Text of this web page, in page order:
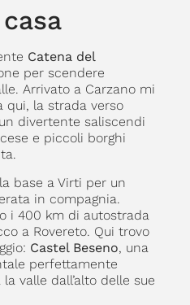
Catena del
per scendere
Arrivato a Carzano mi
qui, la strada verso
divertente saliscendi
e piccoli borghi
base a Virti per un
in compagnia.
i 400 km di autostrada
a Rovereto. Qui trovo
Castel Beseno, una
perfettamente
valle dall’alto delle sue